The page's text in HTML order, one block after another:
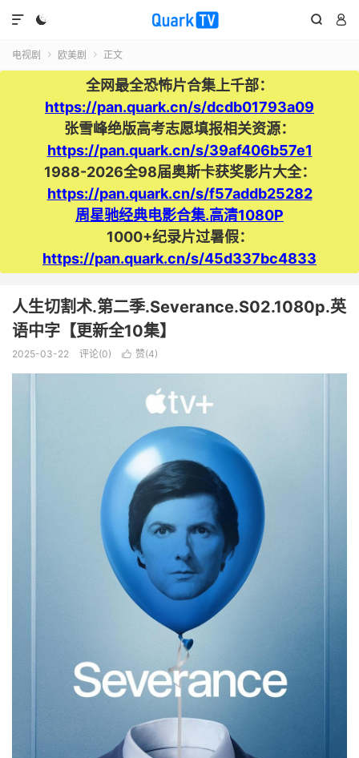
  

电视剧  欧美剧  正文
全网最全恐怖片合集上千部：
https://pan.quark.cn/s/dcdb01793a09
张雪峰绝版高考志愿填报相关资源：
https://pan.quark.cn/s/39af406b57e1
1988-2026全98届奥斯卡获奖影片大全：
https://pan.quark.cn/s/f57addb25282
周星驰经典电影合集.高清1080P
1000+纪录片过暑假：
https://pan.quark.cn/s/45d337bc4833
人生切割术.第二季.Severance.S02.1080p.英
语中字【更新全10集】
2025-03-22 评论(0)  赞(4)